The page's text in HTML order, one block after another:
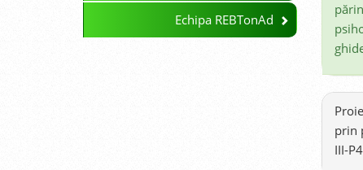
Echipa REBTonAd
prin
III-